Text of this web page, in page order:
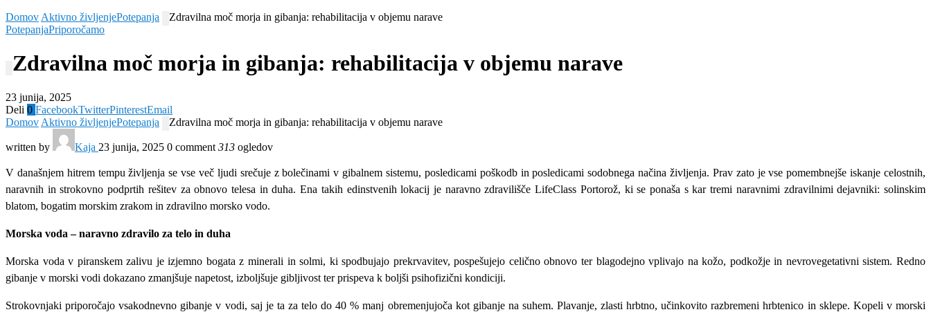
Domov Aktivno življenjePotepanja
Zdravilna moč morja in gibanja: rehabilitacija v objemu narave
PotepanjaPriporočamo
Zdravilna moč morja in gibanja: rehabilitacija v objemu narave
23 junija, 2025
Deli 0 FacebookTwitterPinterestEmail
Domov Aktivno življenjePotepanja Zdravilna moč morja in gibanja: rehabilitacija v objemu narave
written by Kaja 23 junija, 2025 0 comment 313 ogledov
V današnjem hitrem tempu življenja se vse več ljudi srečuje z bolečinami v gibalnem sistemu, posledicami poškodb in posledicami sodobnega načina življenja. Prav zato je vse pomembnejše iskanje celostnih,
naravnih in strokovno podprtih rešitev za obnovo telesa in duha. Ena takih edinstvenih lokacij je naravno zdravilišče LifeClass Portorož, ki se ponaša s kar tremi naravnimi zdravilnimi dejavniki: solinskim
blatom, bogatim morskim zrakom in zdravilno morsko vodo.
Morska voda – naravno zdravilo za telo in duha
Morska voda v piranskem zalivu je izjemno bogata z minerali in solmi, ki spodbujajo prekrvavitev, pospešujejo celično obnovo ter blagodejno vplivajo na kožo, podkožje in nevrovegetativni sistem. Redno
gibanje v morski vodi dokazano zmanjšuje napetost, izboljšuje gibljivost ter prispeva k boljši psihofizični kondiciji.
Strokovnjaki priporočajo vsakodnevno gibanje v vodi, saj je ta za telo do 40 % manj obremenjujoča kot gibanje na suhem. Plavanje, zlasti hrbtno, učinkovito razbremeni hrbtenico in sklepe. Kopeli v morski